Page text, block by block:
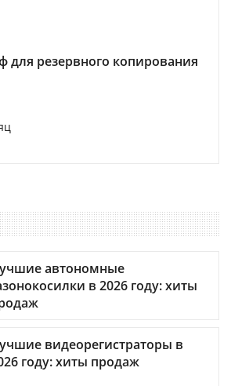
для резервного копирования
автономные
в 2026 году: хиты
видеорегистраторы в
году: хиты продаж